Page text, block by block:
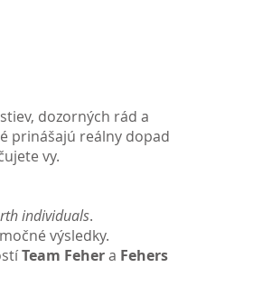
dozorných rád a
prinášajú reálny dopad
vy.
individuals.
výsledky.
Team Fehera Fehers